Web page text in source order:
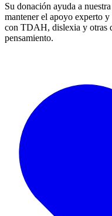
Su donación ayuda a
mantener el apoyo experto
con TDAH, dislexia y otras
pensamiento.